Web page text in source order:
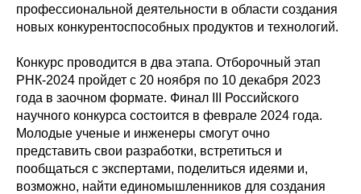
профессиональной деятельности в области создания
новых конкурентоспособных продуктов и технологий.
Конкурс проводится в два этапа. Отборочный этап
РНК-2024 пройдет с 20 ноября по 10 декабря 2023
года в заочном формате. Финал III Российского
научного конкурса состоится в феврале 2024 года.
Молодые ученые и инженеры смогут очно
представить свои разработки, встретиться и
пообщаться с экспертами, поделиться идеями и,
возможно, найти единомышленников для создания